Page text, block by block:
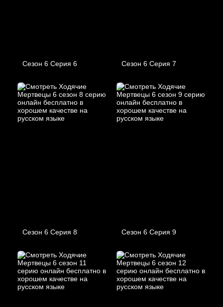
Сезон 6 Серия 6 Сезон 6 Серия 7
Сезон 6 Серия 8 Сезон 6 Серия 9